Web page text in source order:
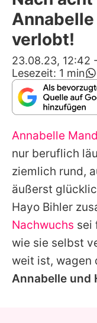
Alle
verlobt!
23.08.23, 12:42 -
Lesezeit: 1 min
Annabelle
nur beruflich
ziemlich rund,
äußerst
Hayo Bihler
Nachwuchs sei
wie sie selbst
weit ist, wagen
Annabelle und